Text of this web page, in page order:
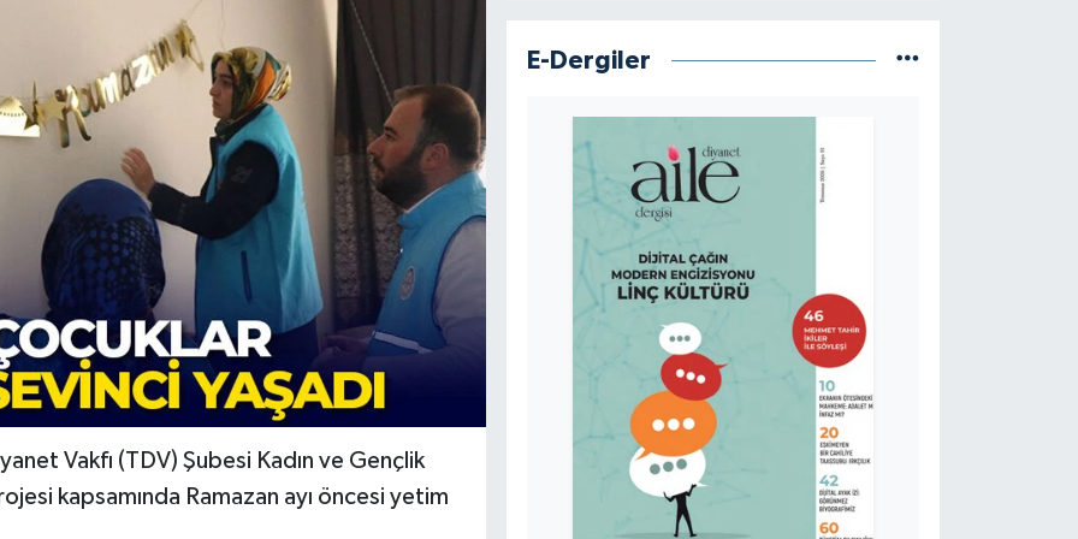
Vakfı (TDV) Şubesi Kadın ve Gençlik
kapsamında Ramazan ayı öncesi yetim
E-Dergiler